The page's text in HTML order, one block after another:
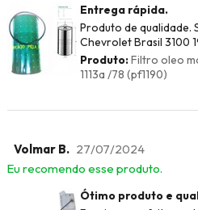
Entrega rápida.
Produto de qualidade.
Chevrolet Brasil 3100
Produto:Filtro oleo
1113a /78 (pf1190)
Volmar B. 27/07/2024
Eu recomendo esse produto.
Ótimo produto e